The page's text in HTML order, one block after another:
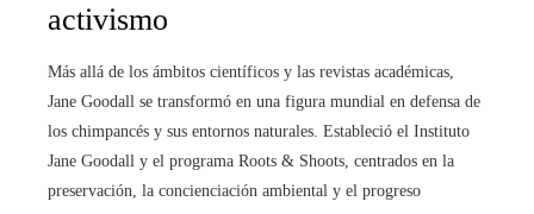
activismo
Más allá de los ámbitos científicos y las revistas académicas,
Jane Goodall se transformó en una figura mundial en defensa de
los chimpancés y sus entornos naturales. Estableció el Instituto
Jane Goodall y el programa Roots & Shoots, centrados en la
preservación, la concienciación ambiental y el progreso